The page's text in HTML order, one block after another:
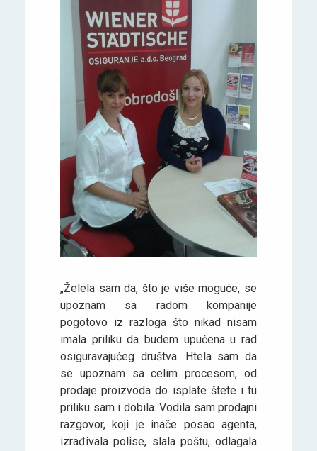
„Želela sam da, što je više moguće, se
upoznam sa radom kompanije
pogotovo iz razloga što nikad nisam
imala priliku da budem upućena u rad
osiguravajućeg društva. Htela sam da
se upoznam sa celim procesom, od
prodaje proizvoda do isplate štete i tu
priliku sam i dobila. Vodila sam prodajni
razgovor, koji je inače posao agenta,
izrađivala polise, slala poštu, odlagala